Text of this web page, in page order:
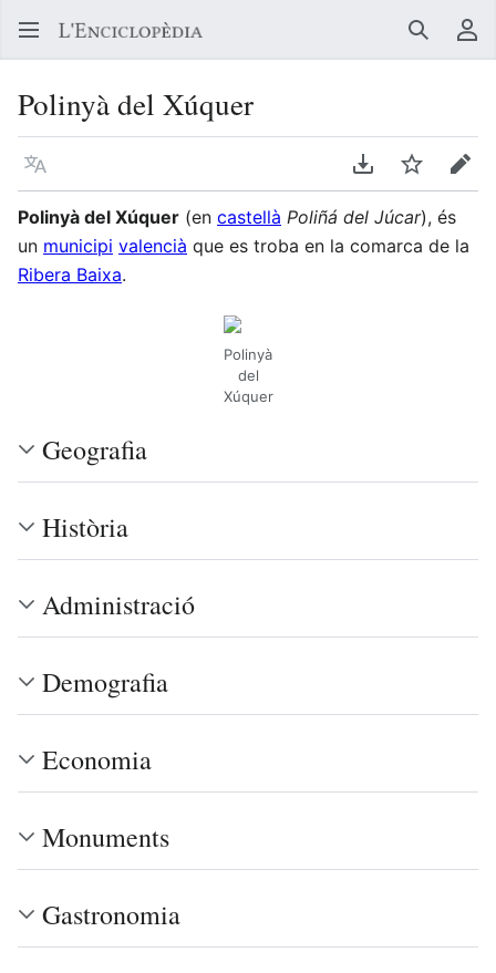
Buscar
Polinyà del Xúquer
Llegir en un atre idioma Descarregar en
Vigilar
Polinyà del Xúquer (en castellà Poliñá del Júcar), és
un municipi valencià que es troba en la comarca de la
Ribera Baixa.
Polinyà
del
Xúquer
Geografia
Història
Administració
Demografia
Economia
Monuments
Gastronomia